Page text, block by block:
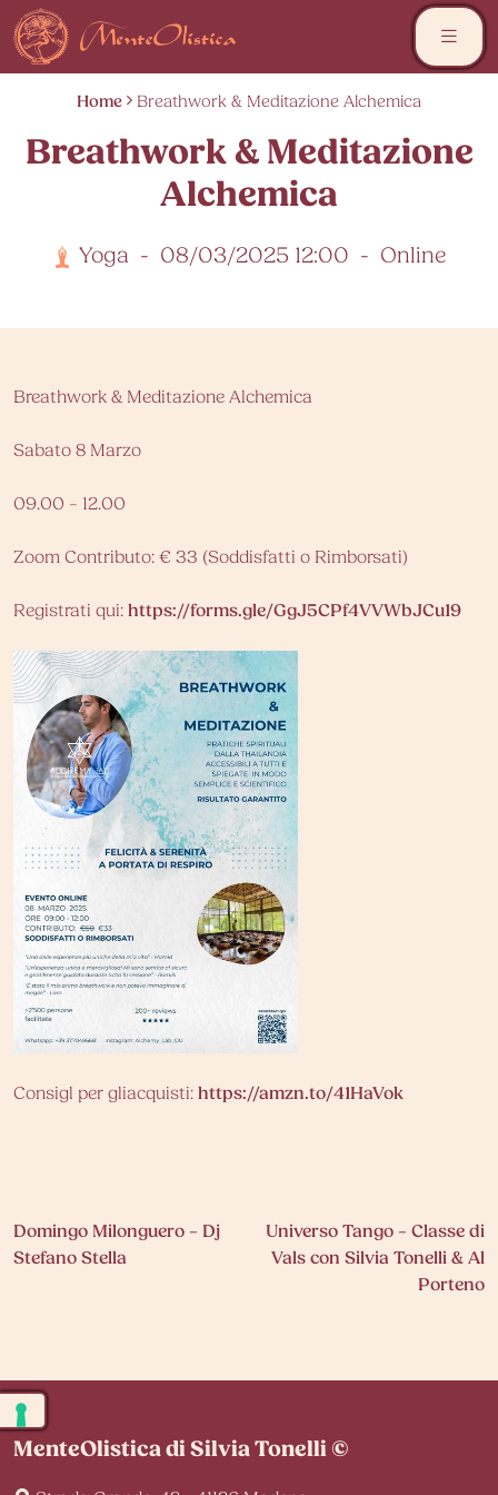
Skip
to
content
Home Breathwork & Meditazione Alchemica
Breathwork & Meditazione
Alchemica
Yoga - 08/03/2025 12:00 - Online
Breathwork & Meditazione Alchemica
Sabato 8 Marzo
09.00 – 12.00
Zoom Contributo: € 33 (Soddisfatti o Rimborsati)
Registrati qui: https://forms.gle/GgJ5CPf4VVWbJCu19
Consigl per gliacquisti: https://amzn.to/41HaVok
Navigazione
articoli
Domingo Milonguero – Dj
Stefano Stella
Universo Tango – Classe di
Vals con Silvia Tonelli & Al
Porteno
MenteOlistica di Silvia Tonelli ©